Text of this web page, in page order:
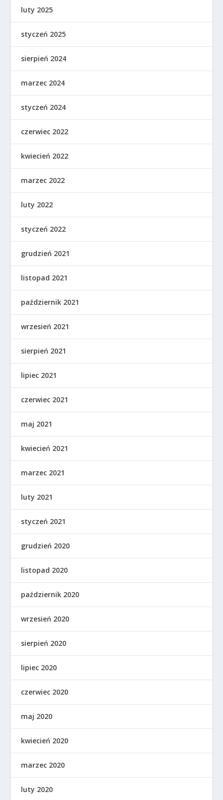
luty 2025
styczeń 2025
sierpień 2024
marzec 2024
styczeń 2024
czerwiec 2022
kwiecień 2022
marzec 2022
luty 2022
styczeń 2022
grudzień 2021
listopad 2021
październik 2021
wrzesień 2021
sierpień 2021
lipiec 2021
czerwiec 2021
maj 2021
kwiecień 2021
marzec 2021
luty 2021
styczeń 2021
grudzień 2020
listopad 2020
październik 2020
wrzesień 2020
sierpień 2020
lipiec 2020
czerwiec 2020
maj 2020
kwiecień 2020
marzec 2020
luty 2020